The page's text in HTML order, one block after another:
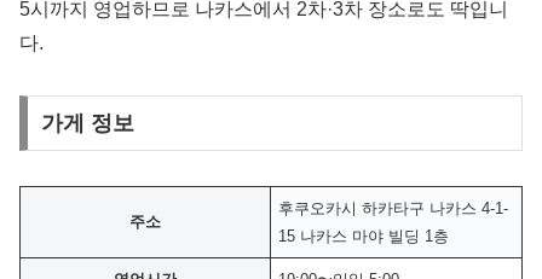
5시까지 영업하므로 나카스에서 2차·3차 장소로도 딱입니
다.
가게 정보
주소
후쿠오카시 하카타구 나카스 4-1-
15 나카스 마야 빌딩 1층